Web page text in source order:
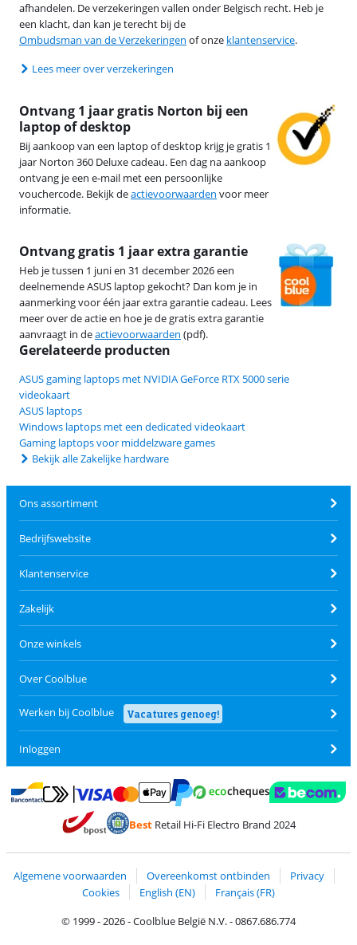
afhandelen. De verzekeringen vallen onder Belgisch recht. Heb je
een klacht, dan kan je terecht bij de
Ombudsman van de Verzekeringen of onze klantenservice.
Lees meer over verzekeringen
Ontvang gratis 1 jaar extra garantie
Heb je tussen 1 juni en 31 december 2026 een
deelnemende ASUS laptop gekocht? Dan kom je in
aanmerking voor één jaar extra garantie cadeau. Lees
meer over de actie en hoe je de gratis extra garantie
aanvraagt in deactievoorwaarden (pdf).
Ontvang 1 jaar gratis Norton bij een
laptop of desktop
Bij aankoop van een laptop of desktop krijg je gratis 1
jaar Norton 360 Deluxe cadeau. Een dag na aankoop
ontvang je een e-mail met een persoonlijke
vouchercode. Bekijk deactievoorwaarden voor meer
informatie.
Gerelateerde producten
ASUS gaming laptops met NVIDIA GeForce RTX 5000 serie
videokaart
ASUS laptops
Windows laptops met een dedicated videokaart
Gaming laptops voor middelzware games
Bekijk alle Zakelijke hardware
Ons assortiment
Bedrijfswebsite
Klantenservice
Zakelijk
Onze winkels
Over Coolblue
Werken bij Coolblue Vacatures genoeg!
Inloggen
Betalen met Bancontact
Betalen met MasterCard en Visa via ClickToPay
Betalen met PayPal
BestRetail Hi-Fi Electro Brand 2024
Algemene voorwaarden Overeenkomst ontbinden
Privacy
Cookies
English (EN)
Français (FR)
© 1999 - 2026 - Coolblue België N.V. - 0867.686.774